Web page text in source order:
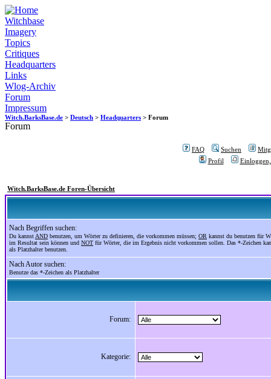
Witchbase
Imagery
Topics
Critiques
Headquarters
Links
Wlog-Archiv
Forum
Impressum
Witch.BarksBase.de > Deutsch > Headquarters > Forum
Forum
FAQ Suchen
Profil
Witch.BarksBase.de Foren-Übersicht
Nach Begriffen suchen:
Du kannst AND benutzen, um Wörter zu definieren, die vorkommen müssen; OR kannst du benutzen für
im Resultat sein können und NOT für Wörter, die im Ergebnis nicht vorkommen sollen. Das *-Zeichen
als Platzhalter benutzen.
Nach Autor suchen:
Benutze das *-Zeichen als Platzhalter
Forum:
Kategorie: